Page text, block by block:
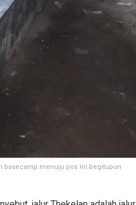
basecamp menuju pos ini begitupun